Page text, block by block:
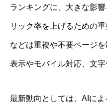
ランキングに、大きな影
リック率を上げるための
などは重複や不要ページ
表示やモバイル対応、文字
最新動向としては、AIに